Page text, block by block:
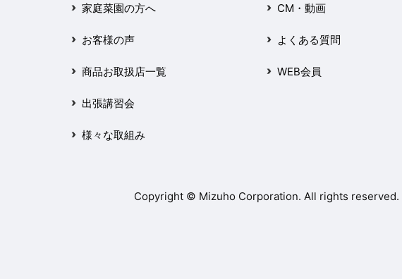
家庭菜園の方へ
お客様の声
商品お取扱店一覧
出張講習会
様々な取組み
CM・動画
よくある質問
WEB会員
Copyright © Mizuho Corporation. All rights reserved.